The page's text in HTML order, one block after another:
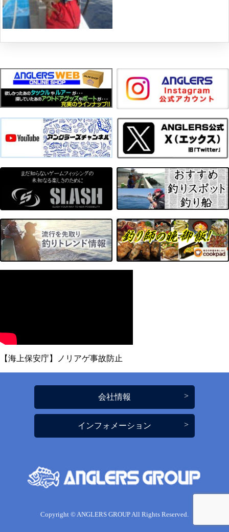
【海上保安庁】ノリアゲ事故防止
会社情報
インフォメーション
Copyright © ANGLERS GROUP All Rights Reserved.